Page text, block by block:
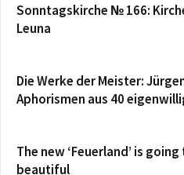
Sonntagskirche № 166:
Leuna
Die Werke der Meister:
Aphorismen aus 40
The new ‘Feuerland’ is
beautiful